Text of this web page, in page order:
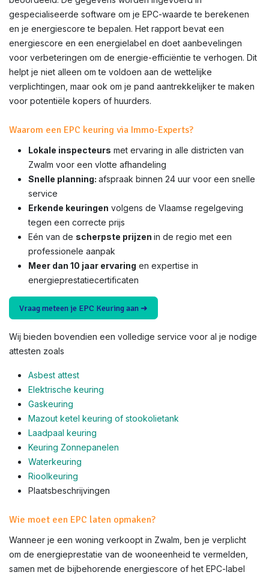
gespecialiseerde software om je EPC-waarde te berekenen
en je energiescore te bepalen. Het rapport bevat een
energiescore en een energielabel en doet aanbevelingen
voor verbeteringen om de energie-efficiëntie te verhogen. Dit
helpt je niet alleen om te voldoen aan de wettelijke
verplichtingen, maar ook om je pand aantrekkelijker te maken
voor potentiële kopers of huurders.
Waarom een EPC keuring via Immo-Experts?
Lokale inspecteurs met ervaring in alle districten van
Zwalm voor een vlotte afhandeling
Snelle planning: afspraak binnen 24 uur voor een snelle
service
Erkende keuringen volgens de Vlaamse regelgeving
tegen een correcte prijs
Eén van de scherpste prijzen in de regio met een
professionele aanpak
Meer dan 10 jaar ervaring en expertise in
energieprestatiecertificaten
Vraag meteen je EPC Keuring aan ➜
Wij bieden bovendien een volledige service voor al je nodige
attesten zoals
Asbest attest
Elektrische keuring
Gaskeuring
Mazout ketel keuring of stookolietank
Laadpaal keuring
Keuring Zonnepanelen
Waterkeuring
Rioolkeuring
Plaatsbeschrijvingen
Wie moet een EPC laten opmaken?
Wanneer je een woning verkoopt in Zwalm, ben je verplicht
om de energieprestatie van de wooneenheid te vermelden,
samen met de bijbehorende energiescore of het EPC-label